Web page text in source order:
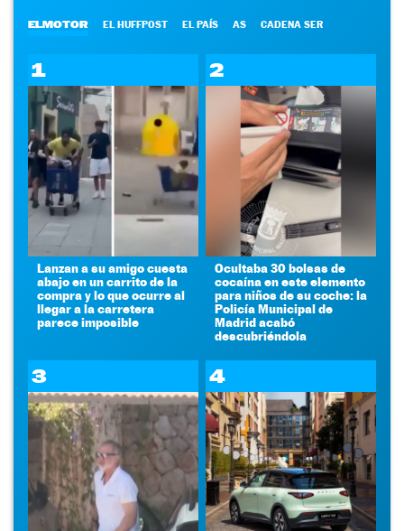
ELMOTOR EL HUFFPOST EL PAÍS AS CADENA SER
1
Lanzan a su amigo cuesta
abajo en un carrito de la
compra y lo que ocurre al
llegar a la carretera
parece imposible
2
Ocultaba 30 bolsas de
cocaína en este elemento
para niños de su coche: la
Policía Municipal de
Madrid acabó
descubriéndola
3 4